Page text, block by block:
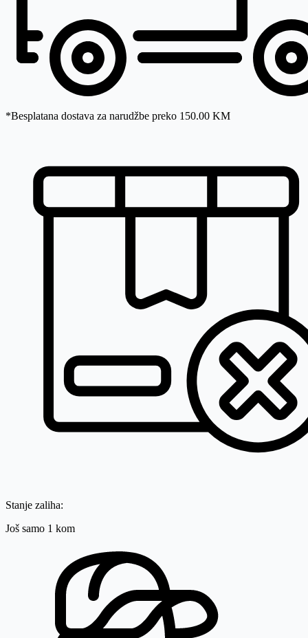
*Besplatana dostava za narudžbe preko 150.00 KM
Stanje zaliha:
Još samo 1 kom